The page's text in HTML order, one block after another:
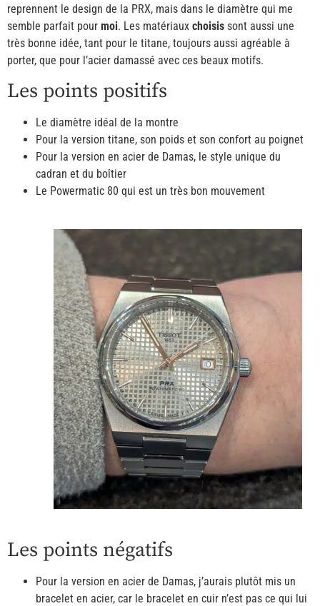
reprennent le design de la PRX, mais dans le diamètre qui me
semble parfait pour moi. Les matériaux choisis sont aussi une
très bonne idée, tant pour le titane, toujours aussi agréable à
porter, que pour l’acier damassé avec ces beaux motifs.
Les points positifs
Le diamètre idéal de la montre
Pour la version titane, son poids et son confort au poignet
Pour la version en acier de Damas, le style unique du
cadran et du boîtier
Le Powermatic 80 qui est un très bon mouvement
Les points négatifs
Pour la version en acier de Damas, j’aurais plutôt mis un
bracelet en acier, car le bracelet en cuir n’est pas ce qui lui